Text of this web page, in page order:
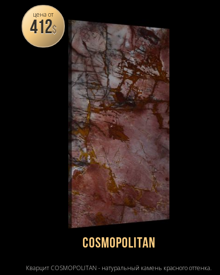
цена от
412$
COSMOPOLITAN
Кварцит COSMOPOLITAN - натуральный камень красного оттенка.